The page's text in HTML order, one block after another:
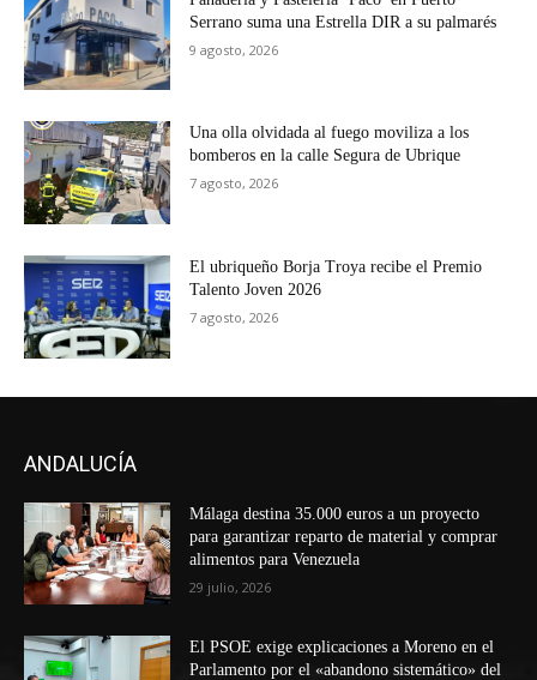
Serrano suma una Estrella DIR a su palmarés
9 agosto, 2026
Una olla olvidada al fuego moviliza a los
bomberos en la calle Segura de Ubrique
7 agosto, 2026
El ubriqueño Borja Troya recibe el Premio
Talento Joven 2026
7 agosto, 2026
ANDALUCÍA
Málaga destina 35.000 euros a un proyecto
para garantizar reparto de material y comprar
alimentos para Venezuela
29 julio, 2026
El PSOE exige explicaciones a Moreno en el
Parlamento por el «abandono sistemático» del